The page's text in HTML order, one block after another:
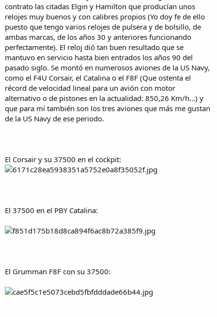
contrato las citadas Elgin y Hamilton que producían unos
relojes muy buenos y con calibres propios (Yo doy fe de ello
puesto que tengo varios relojes de pulsera y de bolsillo, de
ambas marcas, de los años 30 y anteriores funcionando
perfectamente). El reloj dió tan buen resultado que se
mantuvo en servicio hasta bien entrados los años 90 del
pasado siglo. Se montó en numerosos aviones de la US Navy,
como el F4U Corsair, el Catalina o el F8F (Que ostenta el
récord de velocidad lineal para un avión con motor
alternativo o de pistones en la actualidad: 850,26 Km/h...) y
que para mí también son los tres aviones que más me gustan
de la US Navy de ese periodo.
El Corsair y su 37500 en el cockpit:
El 37500 en el PBY Catalina:
El Grumman F8F con su 37500: